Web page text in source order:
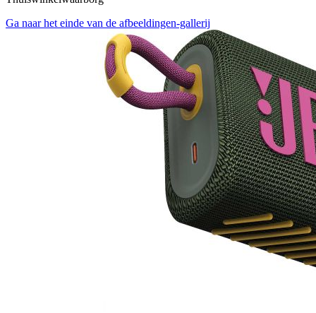
Ga naar het einde van de afbeeldingen-gallerij